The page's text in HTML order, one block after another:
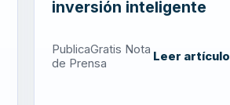
inversión inteligente
PublicaGratis Nota
de Prensa
Leer artículo